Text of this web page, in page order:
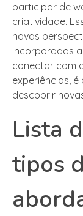
participar de
criatividade.
novas
incorporadas
conectar com
experiências,
descobrir
Lista
tipos